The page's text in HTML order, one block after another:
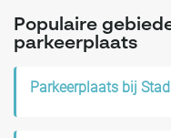
Populaire
parkeerplaats
Parkeerplaats bij